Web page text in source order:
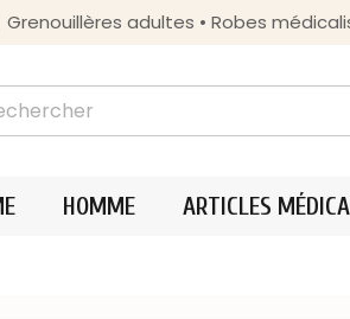
adultes • Robes
HOMME ARTICLES